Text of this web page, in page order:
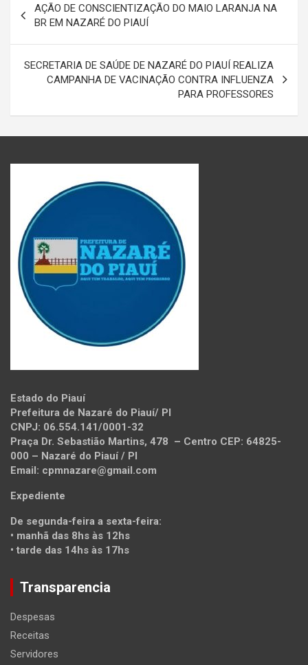
de
Post
AÇÃO DE CONSCIENTIZAÇÃO DO MAIO LARANJA NA
BR EM NAZARÉ DO PIAUÍ
SECRETARIA DE SAÚDE DE NAZARÉ DO PIAUÍ REALIZA
CAMPANHA DE VACINAÇÃO CONTRA INFLUENZA
PARA PROFESSORES
Estado do Piauí
Prefeitura de Nazaré do Piauí/ PI
CNPJ: 06.554.141/0001-32
Praça Dr. Sebastião Martins, 478 – Centro CEP: 64825-
000 – Nazaré do Piauí / PI
Email: cpmnazare@gmail.com
Expediente
De segunda-feira a sexta-feira:
• manhã das 8hs às 12hs
• tarde das 14hs às 17hs
Transparencia
Despesas
Receitas
Servidores